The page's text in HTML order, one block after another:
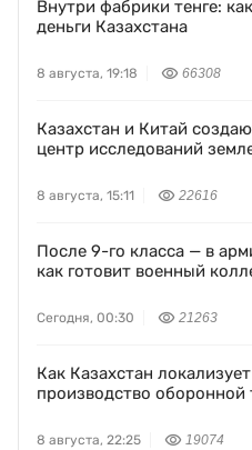
Внутри фабрики тенге:
деньги Казахстана
8 августа, 19:18 66308
Казахстан и Китай
центр исследований
8 августа, 15:11 22616
После 9-го класса — в
как готовит военный
Сегодня, 00:30 21263
Как Казахстан локализует
производство оборонной
8 августа, 22:25 19074